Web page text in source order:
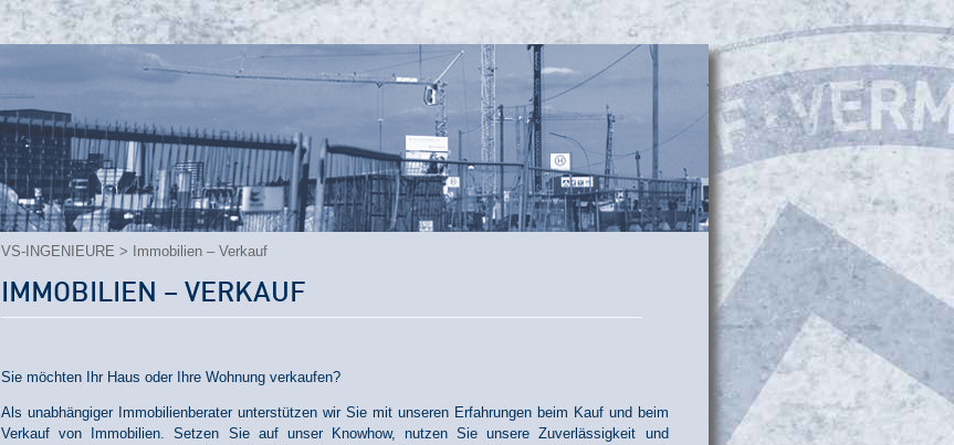
VS-INGENIEURE > Immobilien – Verkauf
IMMOBILIEN – VERKAUF
Sie möchten Ihr Haus oder Ihre Wohnung verkaufen?
Als unabhängiger Immobilienberater unterstützen wir Sie mit unseren Erfahrungen beim Kauf und beim
Verkauf von Immobilien. Setzen Sie auf unser Knowhow, nutzen Sie unsere Zuverlässigkeit und